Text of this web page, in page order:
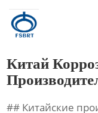
Главная
Новости
Китай
## Китайские